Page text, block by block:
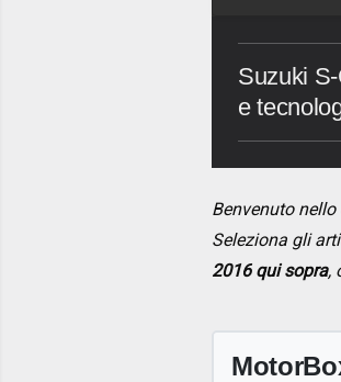
Suzuki
e
Benvenuto nello
Seleziona gli
2016 qui sopra,